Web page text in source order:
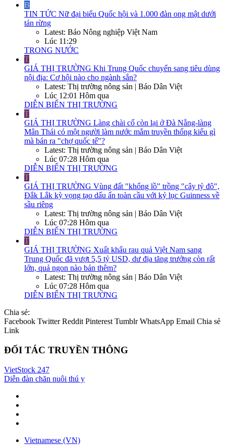
B
TIN TỨC Nữ đại biểu Quốc hội và 1.000 đàn ong mật dưới
tán rừng
Latest: Báo Nông nghiệp Việt Nam
Lúc 11:29
TRONG NƯỚC
T
GIÁ THỊ TRƯỜNG Khi Trung Quốc chuyển sang tiêu dùng
nội địa: Cơ hội nào cho ngành sắn?
Latest: Thị trường nông sản | Báo Dân Việt
Lúc 12:01 Hôm qua
DIỄN BIẾN THỊ TRƯỜNG
T
GIÁ THỊ TRƯỜNG Làng chài cổ còn lại ở Đà Nẵng-làng
Mân Thái có một người làm nước mắm truyền thống kiểu gì
mà bán ra "chợ quốc tế"?
Latest: Thị trường nông sản | Báo Dân Việt
Lúc 07:28 Hôm qua
DIỄN BIẾN THỊ TRƯỜNG
T
GIÁ THỊ TRƯỜNG Vùng đất "khổng lồ" trồng "cây tỷ đô",
Đắk Lắk kỳ vọng tạo dấu ấn toàn cầu với kỷ lục Guinness về
sầu riêng
Latest: Thị trường nông sản | Báo Dân Việt
Lúc 07:28 Hôm qua
DIỄN BIẾN THỊ TRƯỜNG
T
GIÁ THỊ TRƯỜNG Xuất khẩu rau quả Việt Nam sang
Trung Quốc đã vượt 5,5 tỷ USD, dư địa tăng trưởng còn rất
lớn, quả ngon nào bán thêm?
Latest: Thị trường nông sản | Báo Dân Việt
Lúc 07:28 Hôm qua
DIỄN BIẾN THỊ TRƯỜNG
Chia sẻ:
Facebook Twitter Reddit Pinterest Tumblr WhatsApp Email Chia sẻ
Link
ĐỐI TÁC TRUYỀN THÔNG
VietStock 247
Diễn đàn chăn nuôi thú y
Vietnamese (VN)